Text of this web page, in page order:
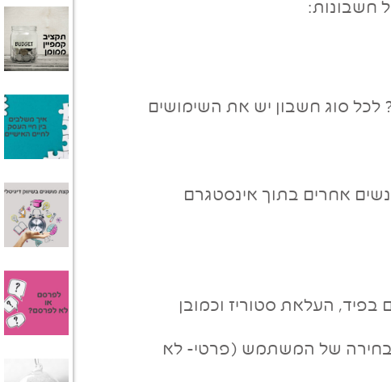
סוג חשבון יש את השימושים
אחרים בתוך אינסטגרם
בפיד, העלאת סטוריז וכמובן
בחירה של המשתמש (פרטי- לא